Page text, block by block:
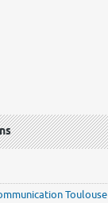
Toulouse